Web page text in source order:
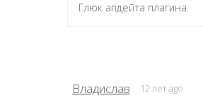
Глюк апдейта плагина.
Владислав 12 лет ago